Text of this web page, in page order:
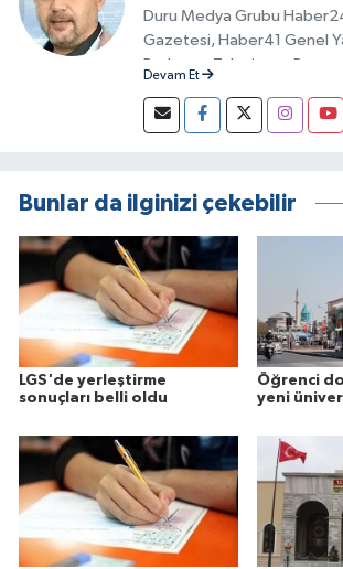
Duru Medya Grubu
Gazetesi, Haber41 Genel
Radyo ve Televizyon
Devam Et
Bunlar da ilginizi çekebilir
LGS'de yerleştirme
sonuçları belli oldu
Öğrenci
yeni